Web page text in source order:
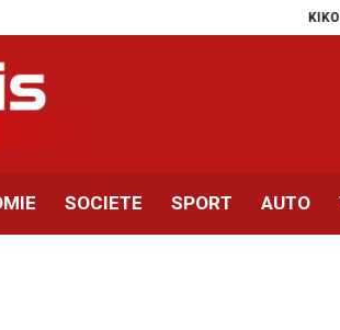
KIKO
SOCIETE SPORT AUTO